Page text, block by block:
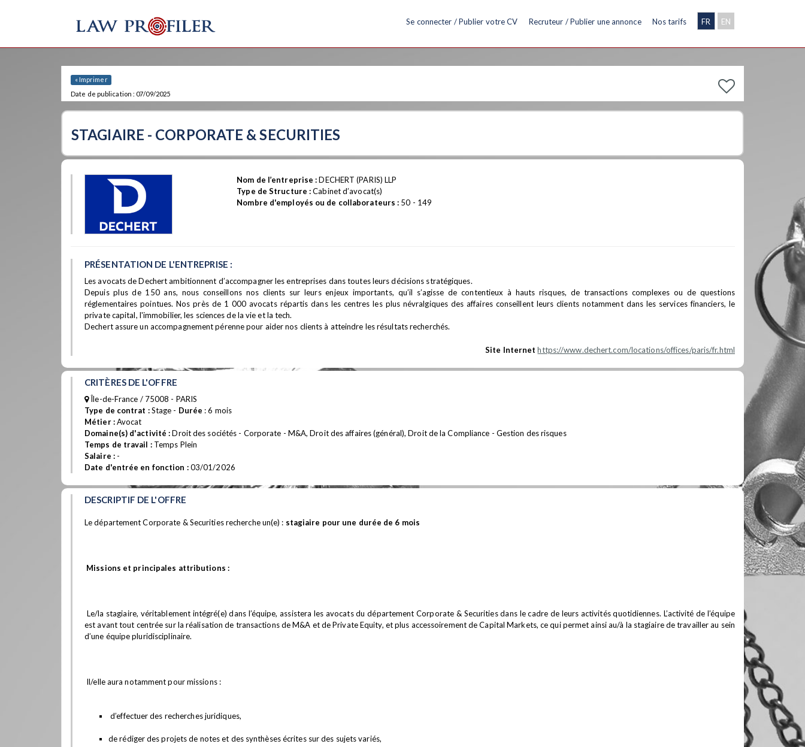
Se connecter / Publier votre CV Recruteur / Publier une annonce Nos tarifs FR EN
« Imprimer
Date de publication : 07/09/2025
STAGIAIRE - CORPORATE & SECURITIES
Nom de l’entreprise :DECHERT (PARIS) LLP
Type de Structure :Cabinet d’avocat(s)
Nombre d'employés ou de collaborateurs : 50 - 149
PRÉSENTATION DE L'ENTREPRISE :
Les avocats de Dechert ambitionnent d’accompagner les entreprises dans toutes leurs décisions stratégiques.
Depuis plus de 150 ans, nous conseillons nos clients sur leurs enjeux importants, qu’il s’agisse de contentieux à hauts risques, de transactions complexes ou de questions
réglementaires pointues. Nos près de 1 000 avocats répartis dans les centres les plus névralgiques des affaires conseillent leurs clients notamment dans les services financiers, le
private capital, l'immobilier, les sciences de la vie et la tech.
Dechert assure un accompagnement pérenne pour aider nos clients à atteindre les résultats recherchés.
Site Internet https://www.dechert.com/locations/offices/paris/fr.html
CRITÈRES DE L'OFFRE
Île-de-France / 75008 - PARIS
Type de contrat :Stage - Durée : 6 mois
Métier :Avocat
Domaine(s) d'activité :Droit des sociétés - Corporate - M&A, Droit des affaires (général), Droit de la Compliance - Gestion des risques
Temps de travail :Temps Plein
Salaire :-
Date d'entrée en fonction :03/01/2026
DESCRIPTIF DE L'OFFRE
Le département Corporate & Securities recherche un(e) : stagiaire pour une durée de 6 mois
Missions et principales attributions :
Le/la stagiaire, véritablement intégré(e) dans l’équipe, assistera les avocats du département Corporate & Securities dans le cadre de leurs activités quotidiennes. L’activité de l’équipe
est avant tout centrée sur la réalisation de transactions de M&A et de Private Equity, et plus accessoirement de Capital Markets, ce qui permet ainsi au/à la stagiaire de travailler au sein
d’une équipe pluridisciplinaire.
Il/elle aura notamment pour missions :
d’effectuer des recherches juridiques,
de rédiger des projets de notes et des synthèses écrites sur des sujets variés,